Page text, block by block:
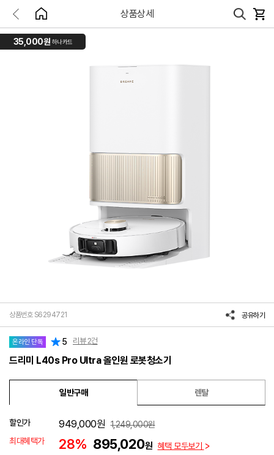
상품상세
35,000원 하나카드
상품번호 S6294721 공유하기
온라인 단독 5 리뷰2건
드리미 L40s Pro Ultra 올인원 로봇청소기
일반구매 렌탈
할인가 949,000원 1,249,000원
최대혜택가
28% 895,020원 혜택 모두보기